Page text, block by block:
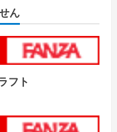
ん
フト